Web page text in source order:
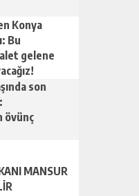
Konya
Bu
gelene
son
övünç
MANSUR